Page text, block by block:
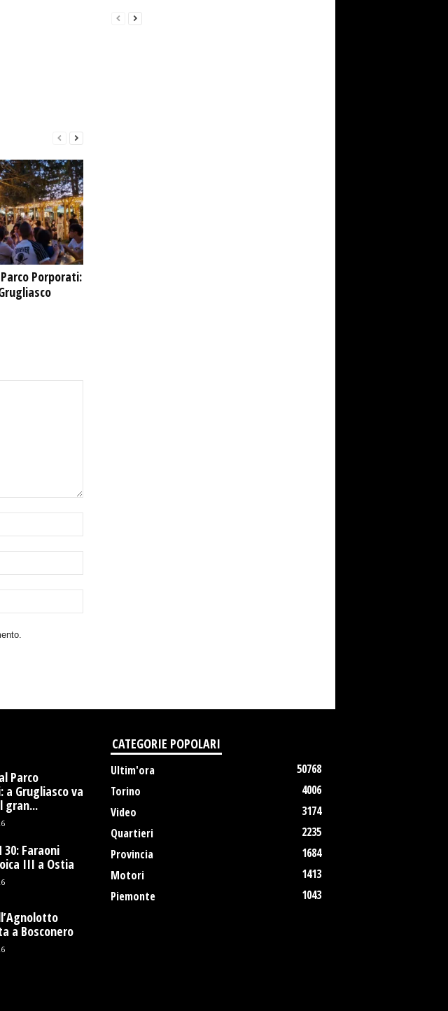
Porporati:
Parco
a Grugliasco va
gran...
30: Faraoni
III a Ostia
a Bosconero
CATEGORIE POPOLARI
Ultim'ora
50768
Torino
4006
Video
3174
Quartieri
2235
Provincia
1684
Motori
1413
Piemonte
1043